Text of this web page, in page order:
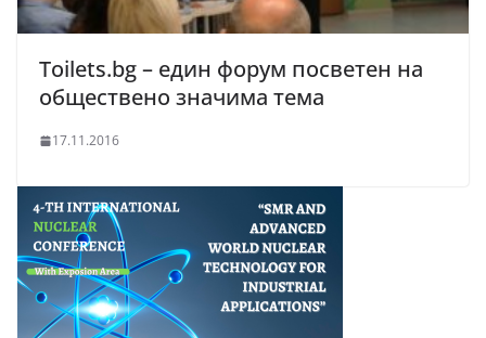
Toilets.bg – един форум посветен на
обществено значима тема
17.11.2016